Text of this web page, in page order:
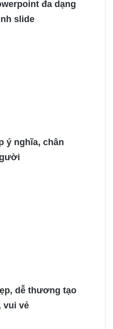
đa dạng
slide
ý nghĩa, chân
dễ thương tạo
vui vẻ